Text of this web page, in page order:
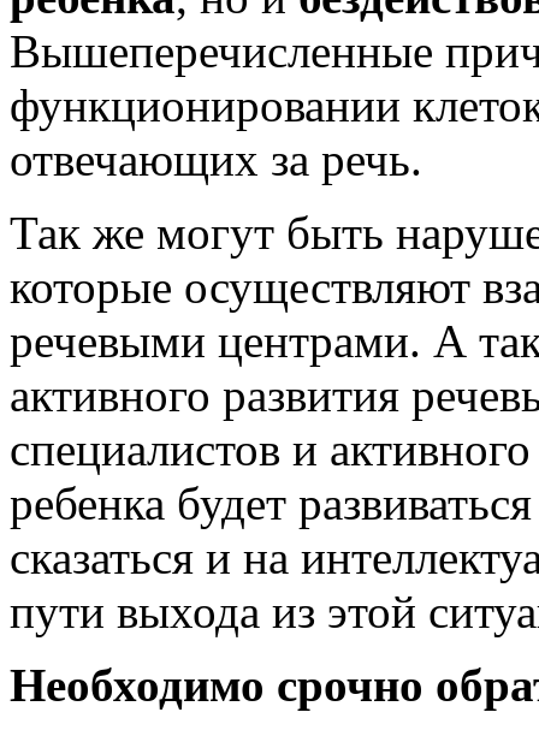
Вышеперечисленные
функционировании
отвечающих за речь.
Так же могут быть
которые осуществляют
речевыми центрами. А
активного развития
специалистов и
ребенка будет
сказаться и на
пути выхода из этой
Необходимо срочно